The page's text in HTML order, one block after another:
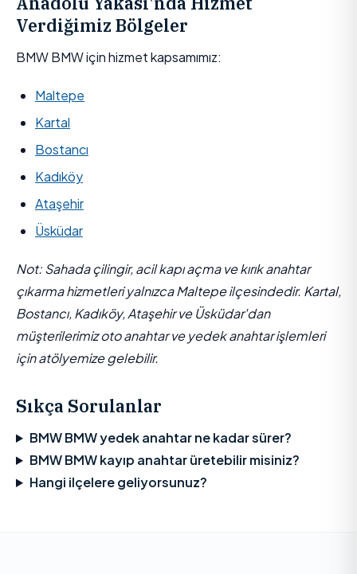
Verdiğimiz Bölgeler
BMW BMW için hizmet kapsamımız:
Maltepe
Kartal
Bostancı
Kadıköy
Ataşehir
Üsküdar
Not: Sahada çilingir, acil kapı açma ve kırık anahtar
çıkarma hizmetleri yalnızca Maltepe ilçesindedir. Kartal,
Bostancı, Kadıköy, Ataşehir ve Üsküdar'dan
müşterilerimiz oto anahtar ve yedek anahtar işlemleri
için atölyemize gelebilir.
Sıkça Sorulanlar
BMW BMW yedek anahtar ne kadar sürer?
BMW BMW kayıp anahtar üretebilir misiniz?
Hangi ilçelere geliyorsunuz?